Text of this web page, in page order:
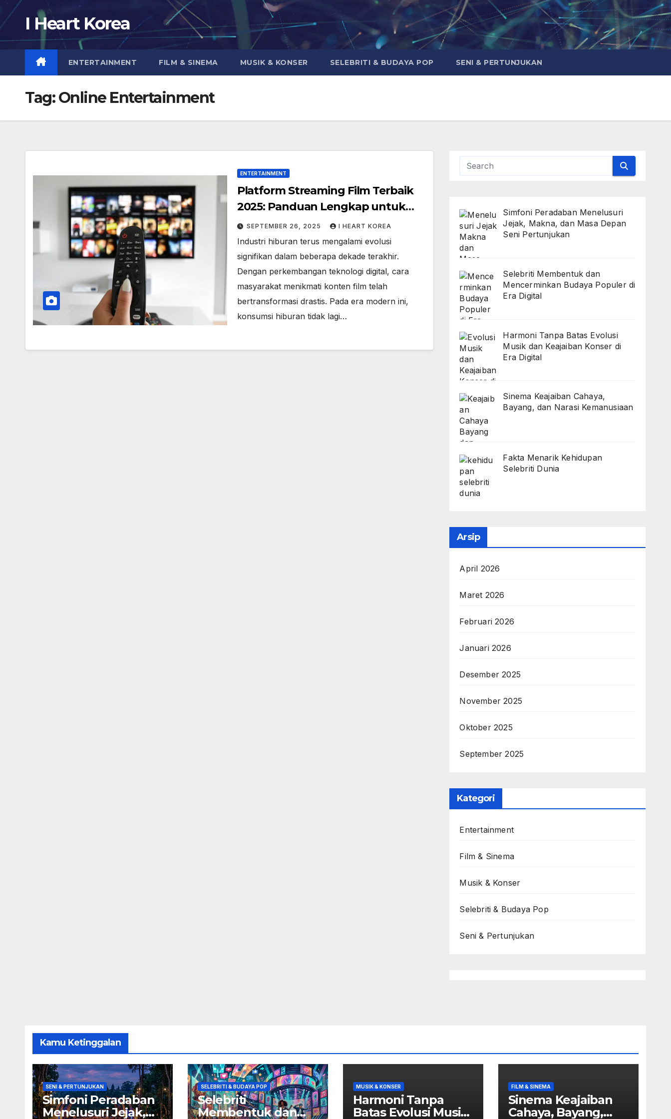
Skip
to
content
I Heart Korea
ENTERTAINMENT FILM & SINEMA MUSIK & KONSER SELEBRITI & BUDAYA POP SENI & PERTUNJUKAN
Tag:Online Entertainment
ENTERTAINMENT
Platform Streaming Film Terbaik
2025: Panduan Lengkap untuk
Pecinta Film
SEPTEMBER 26, 2025 I HEART KOREA
Industri hiburan terus mengalami evolusi
signifikan dalam beberapa dekade terakhir.
Dengan perkembangan teknologi digital, cara
masyarakat menikmati konten film telah
bertransformasi drastis. Pada era modern ini,
konsumsi hiburan tidak lagi…
Simfoni Peradaban Menelusuri
Jejak, Makna, dan Masa Depan
Seni Pertunjukan
Selebriti Membentuk dan
Mencerminkan Budaya Populer di
Era Digital
Harmoni Tanpa Batas Evolusi
Musik dan Keajaiban Konser di
Era Digital
Sinema Keajaiban Cahaya,
Bayang, dan Narasi Kemanusiaan
Fakta Menarik Kehidupan
Selebriti Dunia
Arsip
April 2026
Maret 2026
Februari 2026
Januari 2026
Desember 2025
November 2025
Oktober 2025
September 2025
Kategori
Entertainment
Film & Sinema
Musik & Konser
Selebriti & Budaya Pop
Seni & Pertunjukan
Kamu Ketinggalan
SENI & PERTUNJUKAN
Simfoni Peradaban
Menelusuri Jejak,
SELEBRITI & BUDAYA POP
Selebriti
Membentuk dan
MUSIK & KONSER
Harmoni Tanpa
Batas Evolusi Musik
FILM & SINEMA
Sinema Keajaiban
Cahaya, Bayang,